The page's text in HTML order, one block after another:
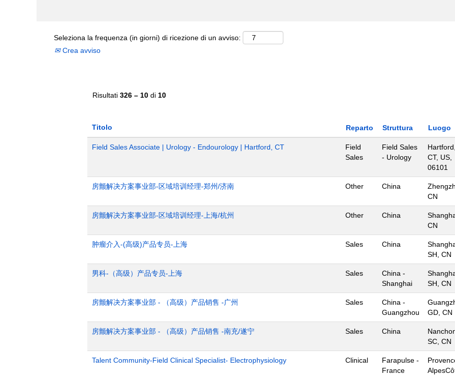
Seleziona la frequenza (in giorni) di ricezione di un avviso:
Crea avviso
Risultati 326 – 10 di 10
Titolo Reparto Struttura Luogo
Field Sales Associate | Urology - Endourology | Hartford, CT
Field
Sales
Field Sales
- Urology
CT, US,
06101
房颤解决方案事业部-区域培训经理-郑州/济南 Other China
CN
房颤解决方案事业部-区域培训经理-上海/杭州 Other China
CN
肿瘤介入-(高级)产品专员-上海 Sales China
SH, CN
男科-（高级）产品专员-上海 Sales
China -
Shanghai
SH, CN
房颤解决方案事业部 - （高级）产品销售 -广州 Sales
China -
Guangzhou
GD, CN
房颤解决方案事业部 - （高级）产品销售 -南充/遂宁 Sales China
SC, CN
Talent Community-Field Clinical Specialist- Electrophysiology Clinical
Farapulse -
France